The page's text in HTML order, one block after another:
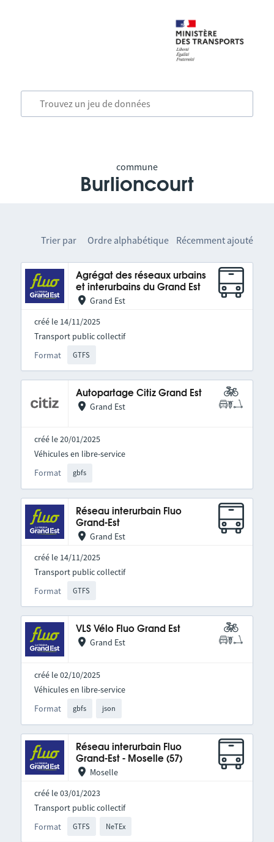
commune
Burlioncourt
Trier par Ordre alphabétique Récemment ajouté
Agrégat des réseaux urbains
et interurbains du Grand Est
Grand Est
créé le 14/11/2025
Format GTFS
Transport public collectif
Autopartage Citiz Grand Est
Grand Est
créé le 20/01/2025
Format gbfs
Véhicules en libre-service
Réseau interurbain Fluo
Grand-Est
Grand Est
créé le 14/11/2025
Format GTFS
Transport public collectif
VLS Vélo Fluo Grand Est
Grand Est
créé le 02/10/2025
Format gbfs json
Véhicules en libre-service
Réseau interurbain Fluo
Grand-Est - Moselle (57)
Moselle
créé le 03/01/2023
Format GTFS NeTEx
Transport public collectif